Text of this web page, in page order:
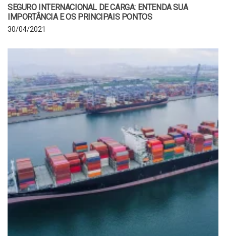
SEGURO INTERNACIONAL DE CARGA: ENTENDA SUA
IMPORTÂNCIA E OS PRINCIPAIS PONTOS
30/04/2021